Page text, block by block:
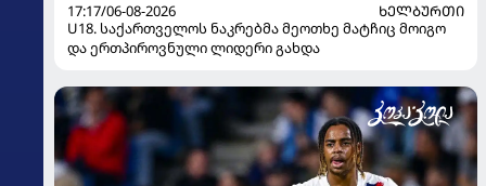
17:17/06-08-2026
ᲮᲔᲚᲑᲣᲠᲗᲘ
U18. საქართველოს ნაკრებმა მეოთხე მატჩიც მოიგო
და ერთპიროვნული ლიდერი გახდა